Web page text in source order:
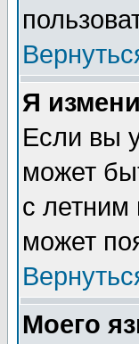
Я
Если вы
может
с летним
может
Моего